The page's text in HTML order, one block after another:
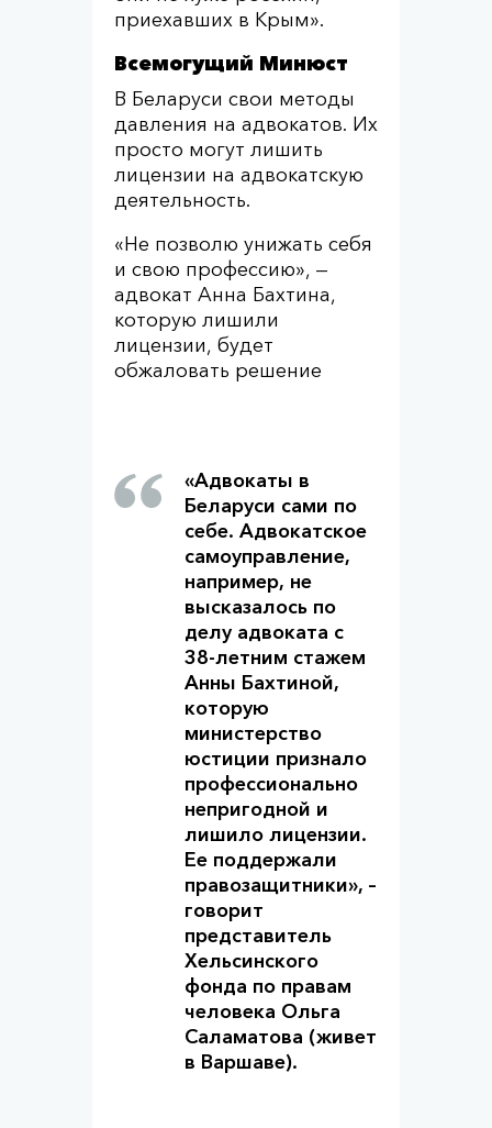
приехавших в Крым».
Всемогущий Минюст
В Беларуси свои методы
давления на адвокатов. Их
просто могут лишить
лицензии на адвокатскую
деятельность.
«Не позволю унижать себя
и свою профессию», —
адвокат Анна Бахтина,
которую лишили
лицензии, будет
обжаловать решение
«Адвокаты в
Беларуси сами по
себе. Адвокатское
самоуправление,
например, не
высказалось по
делу адвоката с
38-летним стажем
Анны Бахтиной,
которую
министерство
юстиции признало
профессионально
непригодной и
лишило лицензии.
Ее поддержали
правозащитники», –
говорит
представитель
Хельсинского
фонда по правам
человека Ольга
Саламатова (живет
в Варшаве).